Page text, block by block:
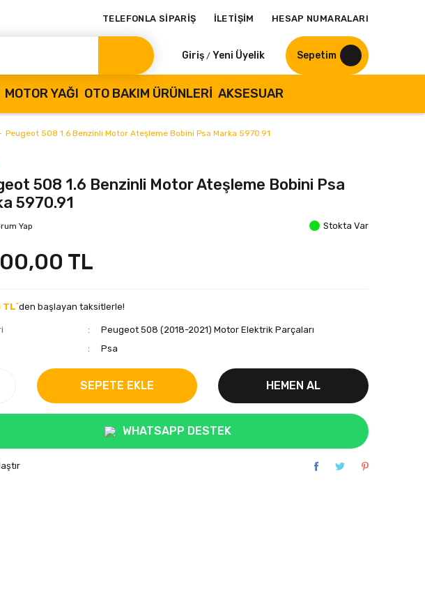
TELEFONLA SİPARİŞ İLETİŞİM HESAP NUMARALARI
Giriş / Yeni Üyelik Sepetim
MOTOR YAĞI OTO BAKIM ÜRÜNLERI AKSESUAR
Peugeot 508 1.6 Benzinli Motor Ateşleme Bobini Psa Marka 5970.91
508 1.6 Benzinli Motor Ateşleme Bobini Psa
5970.91
Yap Stokta Var
TL
TL`den başlayan taksitlerle!
Peugeot 508 (2018-2021) Motor Elektrik Parçaları
Psa
SEPETE EKLE HEMEN AL
WHATSAPP DESTEK